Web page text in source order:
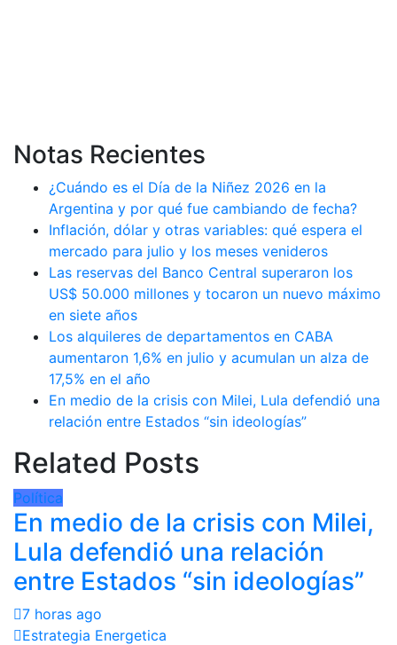
Notas Recientes
¿Cuándo es el Día de la Niñez 2026 en la
Argentina y por qué fue cambiando de fecha?
Inflación, dólar y otras variables: qué espera el
mercado para julio y los meses venideros
Las reservas del Banco Central superaron los
US$ 50.000 millones y tocaron un nuevo máximo
en siete años
Los alquileres de departamentos en CABA
aumentaron 1,6% en julio y acumulan un alza de
17,5% en el año
En medio de la crisis con Milei, Lula defendió una
relación entre Estados “sin ideologías”
Related Posts
Política
En medio de la crisis con Milei,
Lula defendió una relación
entre Estados “sin ideologías”
7 horas ago
Estrategia Energetica